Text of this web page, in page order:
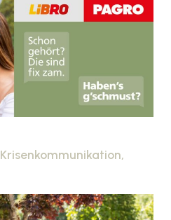
Krisenkommunikation